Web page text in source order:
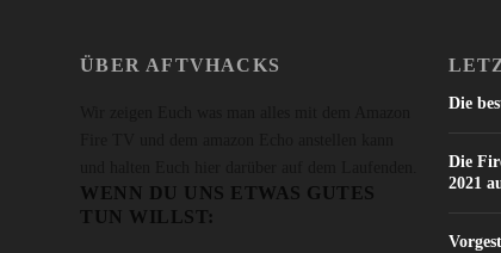
ÜBER AFTVHACKS
WENN DU UNS ETWAS GUTES
TUN WILLST:
Die
Die
2021